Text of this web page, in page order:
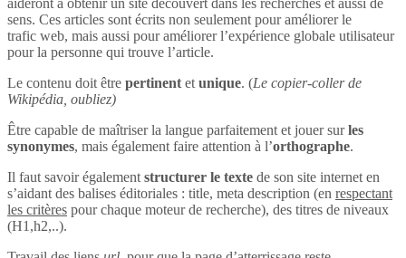
aideront à obtenir un site découvert dans les recherches et aussi de
sens. Ces articles sont écrits non seulement pour améliorer le
trafic web, mais aussi pour améliorer l’expérience globale utilisateur
pour la personne qui trouve l’article.
Le contenu doit être pertinent et unique. (Le copier-coller de
Wikipédia, oubliez)
Être capable de maîtriser la langue parfaitement et jouer surles
synonymes, mais également faire attention à l’orthographe.
Il faut savoir également structurer le texte de son site internet en
s’aidant des balises éditoriales : title, meta description (en respectant
les critères pour chaque moteur de recherche), des titres de niveaux
(H1,h2,..).